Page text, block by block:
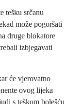
tešku srčanu
može pogoršati
druge blokatore
izbjegavati
će vjerovatno
ovog lijeka
s teškom bolešću